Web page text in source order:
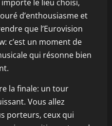
le lieu choisi,
d’enthousiasme et
que l’Eurovision
c’est un moment de
qui résonne bien
la finale: un tour
Vous allez
porteurs, ceux qui